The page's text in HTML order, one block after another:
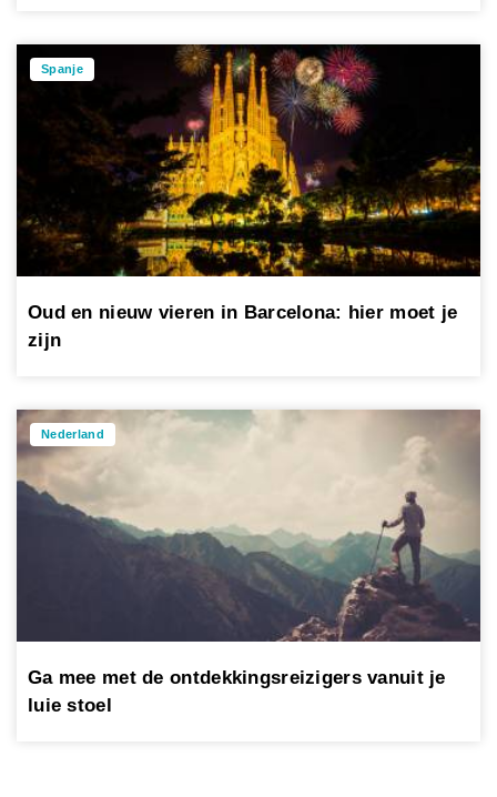
Spanje
Oud en nieuw vieren in Barcelona: hier moet je
zijn
Nederland
Ga mee met de ontdekkingsreizigers vanuit je
luie stoel